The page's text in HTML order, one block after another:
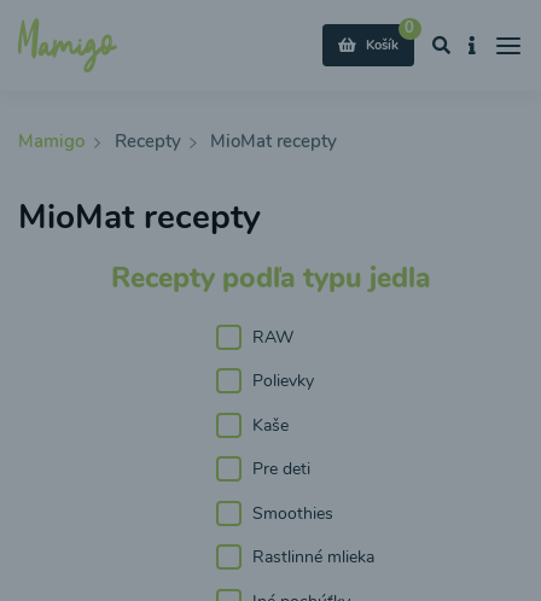
0
Košík
Mamigo Recepty MioMat recepty
MioMat recepty
Recepty podľa typu jedla
RAW
Polievky
Kaše
Pre deti
Smoothies
Rastlinné mlieka